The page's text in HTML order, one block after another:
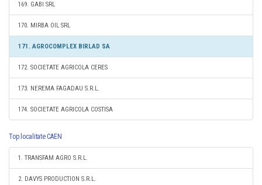
169. GABI SRL
170. MIRBA OIL SRL
171. AGROCOMPLEX BIRLAD SA
172. SOCIETATE AGRICOLA CERES
173. NEREMA FAGADAU S.R.L.
174. SOCIETATE AGRICOLA COSTISA
Top localitate CAEN
1. TRANSFAM AGRO S.R.L.
2. DAVYS PRODUCTION S.R.L.